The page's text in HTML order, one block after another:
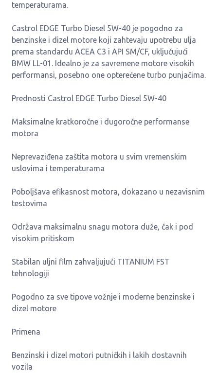
temperaturama.
Castrol EDGE Turbo Diesel 5W-40 je pogodno za
benzinske i dizel motore koji zahtevaju upotrebu ulja
prema standardu ACEA C3 i API SM/CF, uključujući
BMW LL-01. Idealno je za savremene motore visokih
performansi, posebno one opterećene turbo punjačima.
Prednosti Castrol EDGE Turbo Diesel 5W-40
Maksimalne kratkoročne i dugoročne performanse
motora
Neprevaziđena zaštita motora u svim vremenskim
uslovima i temperaturama
Poboljšava efikasnost motora, dokazano u nezavisnim
testovima
Održava maksimalnu snagu motora duže, čak i pod
visokim pritiskom
Stabilan uljni film zahvaljujući TITANIUM FST
tehnologiji
Pogodno za sve tipove vožnje i moderne benzinske i
dizel motore
Primena
Benzinski i dizel motori putničkih i lakih dostavnih
vozila